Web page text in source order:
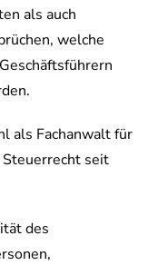
als auch
welche
als Fachanwalt für
Steuerrecht seit
des